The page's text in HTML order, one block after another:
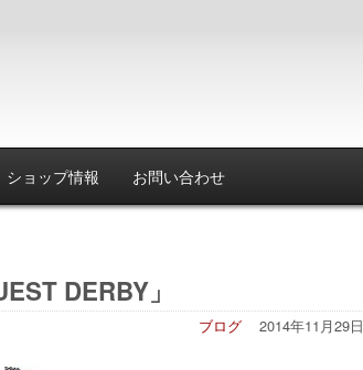
ショップ情報 お問い合わせ
DERBY」
2014年11月29日
ブログ